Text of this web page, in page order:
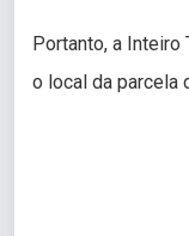
Portanto, a Inteiro
o local da parcela